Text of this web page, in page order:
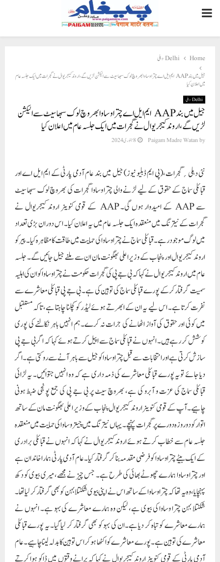
PRIMARY
MENU
Home
Delhi دہلی
جیل میں بند AAP ایم ایل اے چترا وساوا بھروچ لوک سبھا سیٹ سے الیکشن لڑیں گے ، اروند کیجریوال نے گجرات میں ایک جلسہ عام
میں اعلان کیا
Delhi دہلی
جیل میں بند AAP ایم ایل اے چترا وساوا بھروچ لوک سبھا سیٹ سے الیکشن
لڑیں گے ، اروند کیجریوال نے گجرات میں ایک جلسہ عام میں اعلان کیا
by
Paigam Madre Watan 8 جنوری 2024
نئی دہلی؍گجرات،(پی ایم ڈبلیو نیوز) جیل میں بند عام آدمی پارٹی کے ایم ایل اے اور
قبائلی سماج کے حقوق کے لیے لڑنے والی چترا وساوا گجرات کی بھروچ لوک سبھا سیٹ
سے AAP کے امیدوار ہوں گی۔ AAP کے قومی کنوینر اروند کیجریوال نے
گجرات کے نیترنگ میں منعقدہ ایک جلسہ عام میں یہ اعلان کیا۔ اس دوران بڑی تعداد
میں لوگ موجود رہے۔قبائلی سماج نے چترا وساوا کی حمایت میں طاقت کا مظاہرہ کیا۔ پیر کو
اروند کیجریوال اور پنجاب کے وزیر اعلی بھگونت مان ان سے ملنے جیل جائیں گے۔ جلسہ
عام میں اروند کیجریوال نے کہا کہ بی جے پی کی گجرات حکومت نے چترا وساوا کو ان کی اہلیہ
سمیت گرفتار کرکے پورے قبائلی سماج کی توہین کی ہے۔ بی جے پی قبائلی معاشرے سے
نفرت کرتا ہے۔ اس لیے یہ ان کے ابھرتے ہوئے لیڈر کو کچلنا چاہتا ہے، تاکہ مستقبل
میں کوئی اور حقوق کی آواز اٹھانے کی جرات نہ کرے۔ ہم انہیں باہر نکالنے کی پوری
کوشش کر رہے ہیں۔ انہوں نے قبائلی سماج سے اپیل کرتے ہوئے کہا کہ اگر بی جے پی
سازش کرتی ہے اور انتخابات سے قبل چترا وساوا کو جیل سے باہر آنے سے روکتی ہے۔اگر
دیا جائے تو یہ پورے قبائلی معاشرے کی ذمہ داری ہے کہ وہ انہیں جتوائیں۔ یہ لڑائی
قبائلی سماج کی عزت و آبرو کی ہے، بھروچ سیٹ پر بی جے پی کی جمع پونجی ضبط ہونی
چاہیے۔آپ کے قومی کنوینر اروند کیجریوال پنجاب کے وزیر اعلی بھگونت مان کے ساتھ
اتوار کو دو روزہ دورے پر گجرات پہنچے۔ یہاں نیترنگ میں چیتر وساوا کی حمایت میں منعقدہ
جلسہ عام سے خطاب کرتے ہوئے اروند کیجریوال نے کہا کہ انہوں نے قبائلی برادری
کے ایک بیٹے چترا وساوا کو فرضی مقدمہ بنا کر گرفتار کیا۔ عام آدمی پارٹی ہمارا خاندان ہے
اور چترا وساوا ہمارے چھوٹے بھائی کی طرح ہے۔ جس چیز نے مجھے، میری بیوی کو دکھ
پہنچایا، وہ یہ تھا کہ چترا وساوا کے ساتھ اس نے اپنی بیوی شکنتلا بہن کو بھی گرفتار کر لیا تھا۔
شکنتلا بہن چترا وساوا کی بیوی ہے، لیکن وہ ہمارے معاشرے کی بہو ہے۔ انہوں نے
ہمارے معاشرے کو تباہ کر دیا ہے۔ان کی بہو کو بھی گرفتار کر لیا گیا۔ یہ پورے قبائلی
معاشرے کی توہین ہے۔ پورے معاشرے کو اکٹھا ہو کر اس توہین کا بدلہ لینا چاہیے۔عام
آدمی پارٹی کے قومی کنوینر اروند کیجریوال نے کہا کہ پرانے وقتوں میں ڈاکو ہوا کرتے